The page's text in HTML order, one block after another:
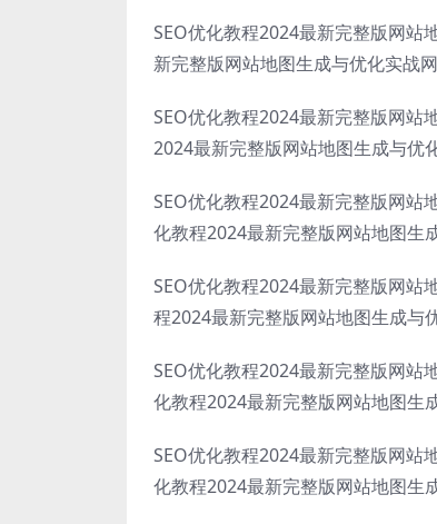
SEO优化教程2024最新完整版网站
新完整版网站地图生成与优化实战
SEO优化教程2024最新完整版网站
2024最新完整版网站地图生成与优
SEO优化教程2024最新完整版网站
化教程2024最新完整版网站地图生
SEO优化教程2024最新完整版网站
程2024最新完整版网站地图生成与
SEO优化教程2024最新完整版网站
化教程2024最新完整版网站地图生
SEO优化教程2024最新完整版网站
化教程2024最新完整版网站地图生